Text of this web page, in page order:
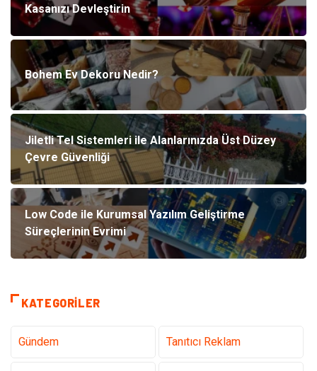
Kasanızı Devleştirin
Bohem Ev Dekoru Nedir?
Jiletli Tel Sistemleri ile Alanlarınızda Üst Düzey
Çevre Güvenliği
Low Code ile Kurumsal Yazılım Geliştirme
Süreçlerinin Evrimi
KATEGORILER
Gündem Tanıtıcı Reklam